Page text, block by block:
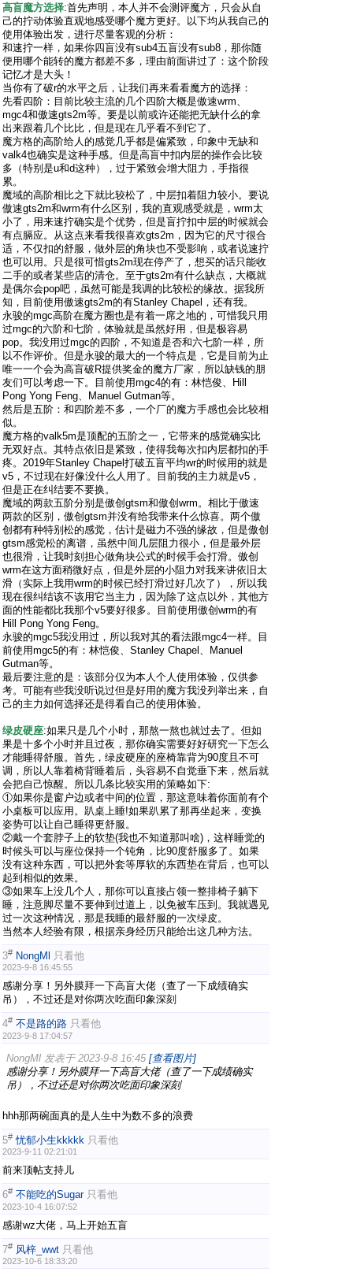
高盲魔方选择:首先声明，本人并不会测评魔方，只会从自
己的拧动体验直观地感受哪个魔方更好。以下均从我自己的
使用体验出发，进行尽量客观的分析：
和速拧一样，如果你四盲没有sub4五盲没有sub8，那你随
便用哪个能转的魔方都差不多，理由前面讲过了：这个阶段
记忆才是大头！
当你有了破r的水平之后，让我们再来看看魔方的选择：
先看四阶：目前比较主流的几个四阶大概是傲速wrm、
mgc4和傲速gts2m等。要是以前或许还能把无缺什么的拿
出来跟着几个比比，但是现在几乎看不到它了。
魔方格的高阶给人的感觉几乎都是偏紧致，印象中无缺和
valk4也确实是这种手感。但是高盲中扣内层的操作会比较
多（特别是u和d这种），过于紧致会增大阻力，手指很
累。
魔域的高阶相比之下就比较松了，中层扣着阻力较小。要说
傲速gts2m和wrm有什么区别，我的直观感受就是，wrm太
小了，用来速拧确实是个优势，但是盲拧扣中层的时候就会
有点膈应。从这点来看我很喜欢gts2m，因为它的尺寸很合
适，不仅扣的舒服，做外层的角块也不受影响，或者说速拧
也可以用。只是很可惜gts2m现在停产了，想买的话只能收
二手的或者某些店的清仓。至于gts2m有什么缺点，大概就
是偶尔会pop吧，虽然可能是我调的比较松的缘故。据我所
知，目前使用傲速gts2m的有Stanley Chapel，还有我。
永骏的mgc高阶在魔方圈也是有着一席之地的，可惜我只用
过mgc的六阶和七阶，体验就是虽然好用，但是极容易
pop。我没用过mgc的四阶，不知道是否和六七阶一样，所
以不作评价。但是永骏的最大的一个特点是，它是目前为止
唯一一个会为高盲破R提供奖金的魔方厂家，所以缺钱的朋
友们可以考虑一下。目前使用mgc4的有：林恺俊、Hill
Pong Yong Feng、Manuel Gutman等。
然后是五阶：和四阶差不多，一个厂的魔方手感也会比较相
似。
魔方格的valk5m是顶配的五阶之一，它带来的感觉确实比
无双好点。其特点依旧是紧致，使得我每次扣内层都扣的手
疼。2019年Stanley Chapel打破五盲平均wr的时候用的就是
v5，不过现在好像没什么人用了。目前我的主力就是v5，
但是正在纠结要不要换。
魔域的两款五阶分别是傲创gtsm和傲创wrm。相比于傲速
两款的区别，傲创gtsm并没有给我带来什么惊喜。两个傲
创都有种特别松的感觉，估计是磁力不强的缘故，但是傲创
gtsm感觉松的离谱，虽然中间几层阻力很小，但是最外层
也很滑，让我时刻担心做角块公式的时候手会打滑。傲创
wrm在这方面稍微好点，但是外层的小阻力对我来讲依旧太
滑（实际上我用wrm的时候已经打滑过好几次了），所以我
现在很纠结该不该用它当主力，因为除了这点以外，其他方
面的性能都比我那个v5要好很多。目前使用傲创wrm的有
Hill Pong Yong Feng。
永骏的mgc5我没用过，所以我对其的看法跟mgc4一样。目
前使用mgc5的有：林恺俊、Stanley Chapel、Manuel
Gutman等。
最后要注意的是：该部分仅为本人个人使用体验，仅供参
考。可能有些我没听说过但是好用的魔方我没列举出来，自
己的主力如何选择还是得看自己的使用体验。
绿皮硬座:如果只是几个小时，那熬一熬也就过去了。但如
果是十多个小时并且过夜，那你确实需要好好研究一下怎么
才能睡得舒服。首先，绿皮硬座的座椅靠背为90度且不可
调，所以人靠着椅背睡着后，头容易不自觉垂下来，然后就
会把自己惊醒。所以几条比较实用的策略如下:
①如果你是窗户边或者中间的位置，那这意味着你面前有个
小桌板可以应用。趴桌上睡!如果趴累了那再坐起来，变换
姿势可以让自己睡得更舒服。
②戴一个套脖子上的软垫(我也不知道那叫啥)，这样睡觉的
时候头可以与座位保持一个钝角，比90度舒服多了。如果
没有这种东西，可以把外套等厚软的东西垫在背后，也可以
起到相似的效果。
③如果车上没几个人，那你可以直接占领一整排椅子躺下
睡，注意脚尽量不要伸到过道上，以免被车压到。我就遇见
过一次这种情况，那是我睡的最舒服的一次绿皮。
当然本人经验有限，根据亲身经历只能给出这几种方法。
3# NongMl 只看他
2023-9-8 16:45:55
感谢分享！另外膜拜一下高盲大佬（查了一下成绩确实
吊），不过还是对你两次吃面印象深刻
4# 不是路的路 只看他
2023-9-8 17:04:57
NongMl 发表于 2023-9-8 16:45 [查看图片]
感谢分享！另外膜拜一下高盲大佬（查了一下成绩确实
吊），不过还是对你两次吃面印象深刻
hhh那两碗面真的是人生中为数不多的浪费
5# 忧郁小生kkkkk 只看他
2023-9-11 02:21:01
前来顶帖支持儿
6# 不能吃的Sugar 只看他
2023-10-4 16:07:52
感谢wz大佬，马上开始五盲
7# 风梓_wwt 只看他
2023-10-6 18:33:20